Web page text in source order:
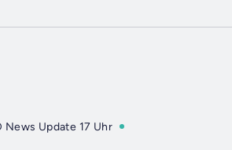
News Update 17 Uhr